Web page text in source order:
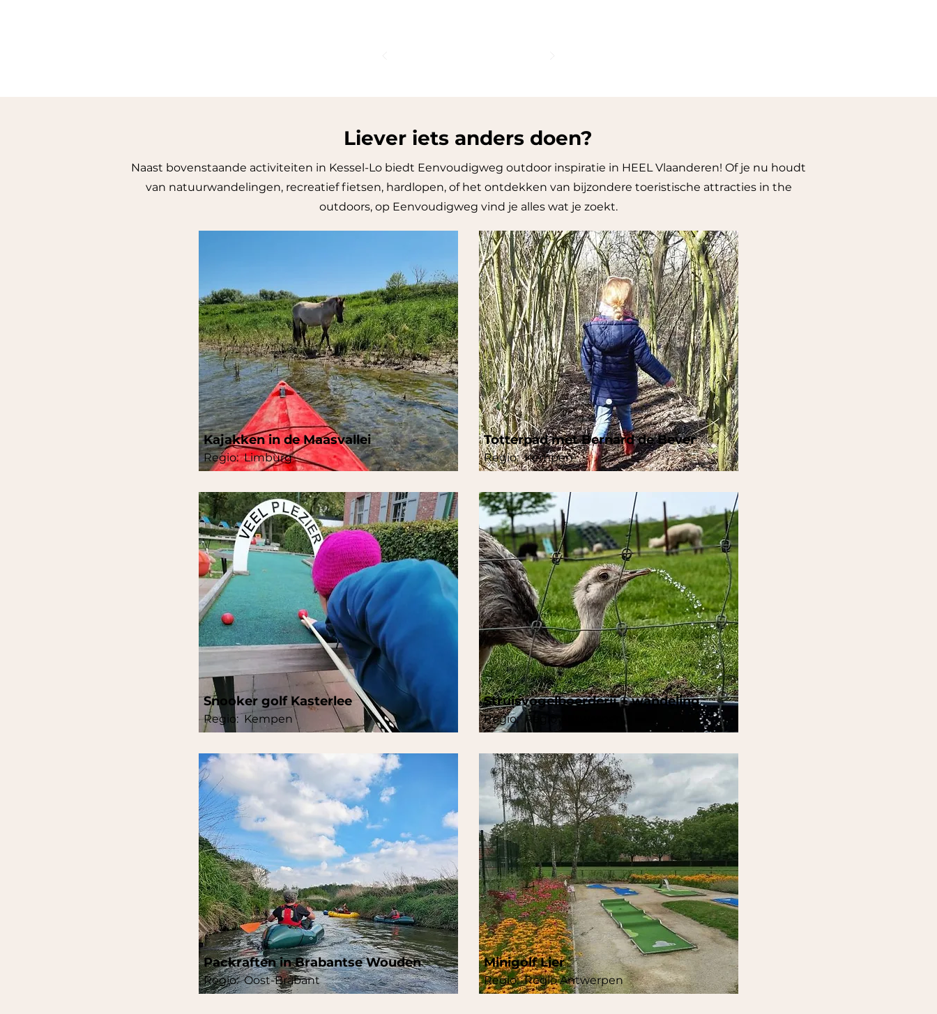
Liever iets anders doen?
Naast bovenstaande activiteiten in Kessel-Lo biedt Eenvoudigweg outdoor inspiratie in HEEL Vlaanderen! Of je nu houdt
van natuurwandelingen, recreatief fietsen, hardlopen, of het ontdekken van bijzondere toeristische attracties in the
outdoors, op Eenvoudigweg vind je alles wat je zoekt.
Kajakken in de Maasvallei
Regio: Limburg
Snooker golf Kasterlee
Regio: Kempen
Packraften in Brabantse Wouden
Regio: Oost-Brabant
Totterpad met Bernard de Bever
Regio: Kempen
Struisvogelboerderij + wandeling
Regio: Regio Antwerpen
Minigolf Lier
Regio: Regio Antwerpen